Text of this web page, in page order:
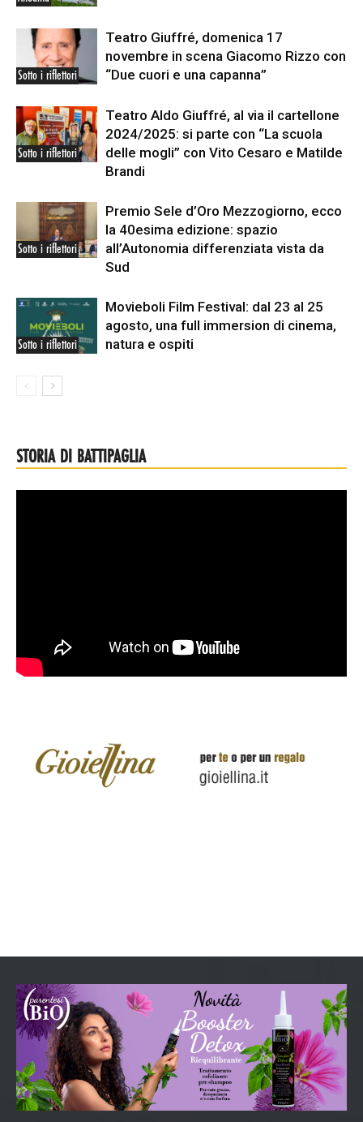
Sotto i riflettori
Teatro Giuffré, domenica 17
novembre in scena Giacomo Rizzo con
“Due cuori e una capanna”
Sotto i riflettori
Teatro Aldo Giuffré, al via il cartellone
2024/2025: si parte con “La scuola
delle mogli” con Vito Cesaro e Matilde
Brandi
Sotto i riflettori
Premio Sele d’Oro Mezzogiorno, ecco
la 40esima edizione: spazio
all’Autonomia differenziata vista da
Sud
Sotto i riflettori
Movieboli Film Festival: dal 23 al 25
agosto, una full immersion di cinema,
natura e ospiti
STORIA DI BATTIPAGLIA